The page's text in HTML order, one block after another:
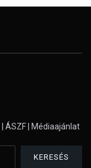
ÁSZF Médiaajánlat